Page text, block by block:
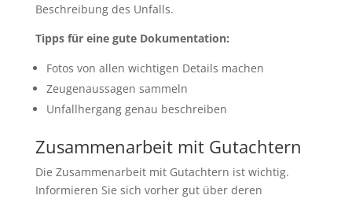
Beschreibung des Unfalls.
Tipps für eine gute Dokumentation:
Fotos von allen wichtigen Details machen
Zeugenaussagen sammeln
Unfallhergang genau beschreiben
Zusammenarbeit mit Gutachtern
Die Zusammenarbeit mit Gutachtern ist wichtig.
Informieren Sie sich vorher gut über deren